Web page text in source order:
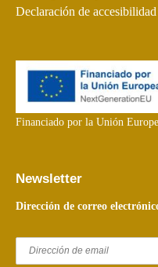
Declaración de accesibilidad
Financiado por la Unión
Newsletter
Dirección de correo